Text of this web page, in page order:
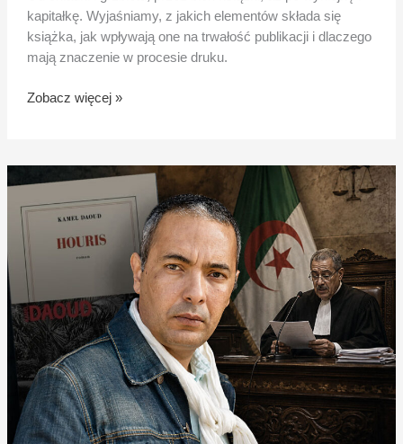
kapitałkę. Wyjaśniamy, z jakich elementów składa się
książka, jak wpływają one na trwałość publikacji i dlaczego
mają znaczenie w procesie druku.
Zobacz więcej »
skazany
nagradzaną
książkę
„Huryska”